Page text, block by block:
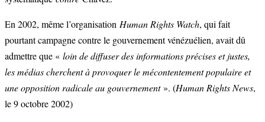
En 2002, même l’organisation Human Rights Watch, qui fait
pourtant campagne contre le gouvernement vénézuélien, avait dû
admettre que « loin de diffuser des informations précises et justes,
les médias cherchent à provoquer le mécontentement populaire et
une opposition radicale au gouvernement». (Human Rights News,
le 9 octobre 2002)